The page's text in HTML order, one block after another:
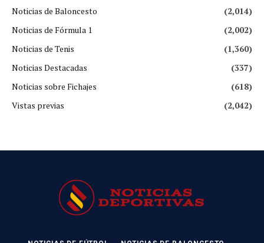
Noticias de Baloncesto
(2,014)
Noticias de Fórmula 1
(2,002)
Noticias de Tenis
(1,360)
Noticias Destacadas
(337)
Noticias sobre Fichajes
(618)
Vistas previas
(2,042)